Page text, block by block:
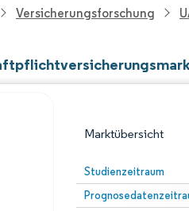
Versicherungsforschung
Marktübersicht
Studienzeitraum